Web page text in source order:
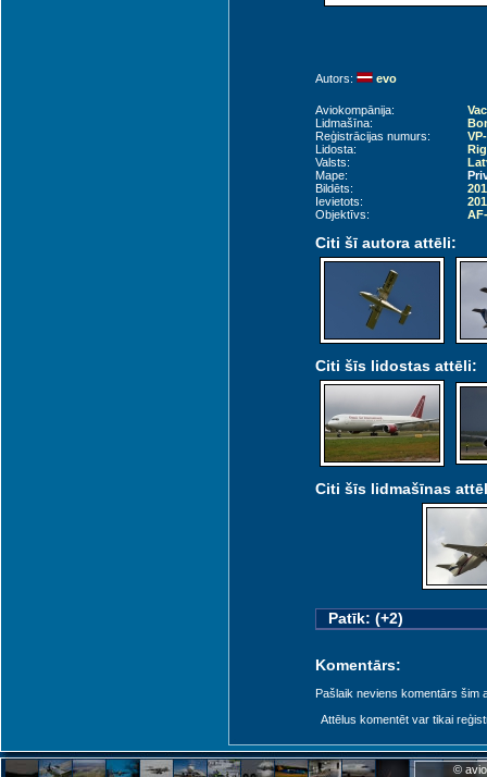
Autors: evo
Aviokompānija:
Lidmašīna:
Reģistrācijas numurs:
Lidosta:
Valsts:
Mape:
Bildēts:
Ievietots:
Objektīvs:
Citi šī autora attēli:
Citi šīs lidostas attēli:
Citi šīs lidmašīnas
Patīk: (+2)
Komentārs:
Pašlaik neviens komentārs šim
Attēlus komentēt var tikai
©